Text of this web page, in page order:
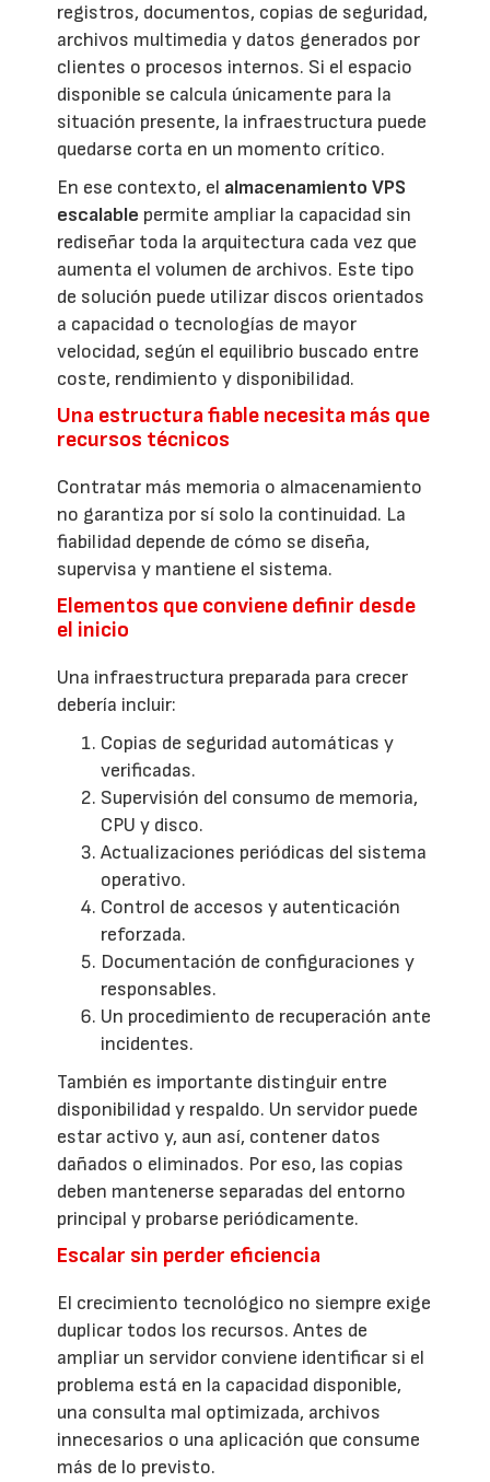
registros, documentos, copias de seguridad,
archivos multimedia y datos generados por
clientes o procesos internos. Si el espacio
disponible se calcula únicamente para la
situación presente, la infraestructura puede
quedarse corta en un momento crítico.
En ese contexto, el almacenamiento VPS
escalable permite ampliar la capacidad sin
rediseñar toda la arquitectura cada vez que
aumenta el volumen de archivos. Este tipo
de solución puede utilizar discos orientados
a capacidad o tecnologías de mayor
velocidad, según el equilibrio buscado entre
coste, rendimiento y disponibilidad.
Una estructura fiable necesita más que
recursos técnicos
Contratar más memoria o almacenamiento
no garantiza por sí solo la continuidad. La
fiabilidad depende de cómo se diseña,
supervisa y mantiene el sistema.
Elementos que conviene definir desde
el inicio
Una infraestructura preparada para crecer
debería incluir:
Copias de seguridad automáticas y
verificadas.
Supervisión del consumo de memoria,
CPU y disco.
Actualizaciones periódicas del sistema
operativo.
Control de accesos y autenticación
reforzada.
Documentación de configuraciones y
responsables.
Un procedimiento de recuperación ante
incidentes.
También es importante distinguir entre
disponibilidad y respaldo. Un servidor puede
estar activo y, aun así, contener datos
dañados o eliminados. Por eso, las copias
deben mantenerse separadas del entorno
principal y probarse periódicamente.
Escalar sin perder eficiencia
El crecimiento tecnológico no siempre exige
duplicar todos los recursos. Antes de
ampliar un servidor conviene identificar si el
problema está en la capacidad disponible,
una consulta mal optimizada, archivos
innecesarios o una aplicación que consume
más de lo previsto.